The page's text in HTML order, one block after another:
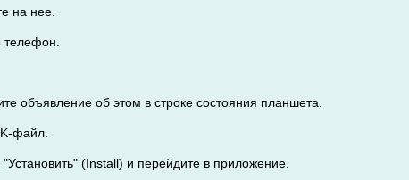
на нее.
объявление об этом в строке состояния планшета.
файл.
(Install) и перейдите в приложение.